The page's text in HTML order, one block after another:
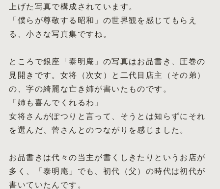
上げた写真で構成されています。
「僕らが尊敬する昭和」の世界観を感じてもらえ
る、小さな写真集ですね。
ところで銀座「泰明庵」の写真はお品書き、圧巻の
見開きです。女将（次女）と二代目店主（その弟）
の、字の綺麗な亡き姉が書いたものです。
「姉も喜んでくれるわ」
女将さんがぽつりと言って、そうとは知らずにそれ
を選んだ、菅さんとのつながりを感じました。
お品書きは代々の当主が書くしきたりというお店が
多く、「泰明庵」でも、初代（父）の時代は初代が
書いていたんです。